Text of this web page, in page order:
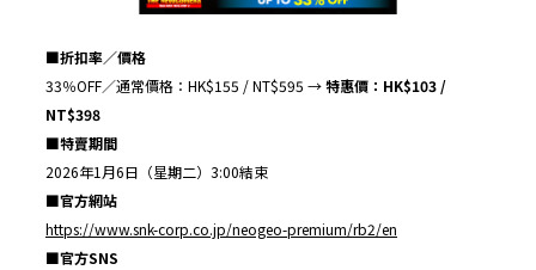
■折扣率／價格
33％OFF／通常價格：HK$155 / NT$595 →特惠價： HK$103 /
NT$398
■特賣期間
2026年1月6日（星期二）3:00結束
■官方網站
https://www.snk-corp.co.jp/neogeo-premium/rb2/en
■官方SNS